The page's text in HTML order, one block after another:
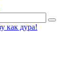
как дура!